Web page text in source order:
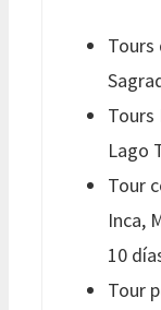
Tours
Tours
Lago
Tour
Inca,
10
Tour